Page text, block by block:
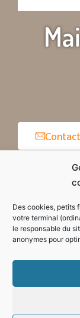
Des cookies, petits
votre terminal
le responsable du
anonymes pour